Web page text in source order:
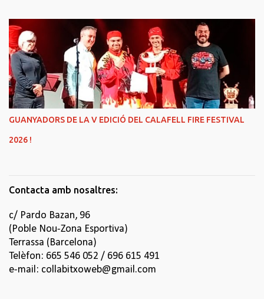
GUANYADORS DE LA V EDICIÓ DEL CALAFELL FIRE FESTIVAL
2026 !
Contacta amb nosaltres:
c/ Pardo Bazan, 96
(Poble Nou-Zona Esportiva)
Terrassa (Barcelona)
Telèfon: 665 546 052 / 696 615 491
e-mail: collabitxoweb@gmail.com